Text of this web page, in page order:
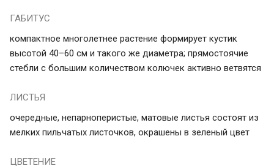
ГАБИТУС
компактное многолетнее растение формирует кустик
высотой 40–60 см и такого же диаметра; прямостоячие
стебли с большим количеством колючек активно ветвятся
ЛИСТЬЯ
очередные, непарноперистые, матовые листья состоят из
мелких пильчатых листочков, окрашены в зеленый цвет
ЦВЕТЕНИЕ